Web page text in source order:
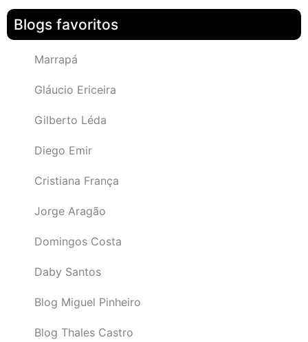
Blogs favoritos
Marrapá
Gláucio Ericeira
Gilberto Léda
Diego Emir
Cristiana França
Jorge Aragão
Domingos Costa
Daby Santos
Blog Miguel Pinheiro
Blog Thales Castro